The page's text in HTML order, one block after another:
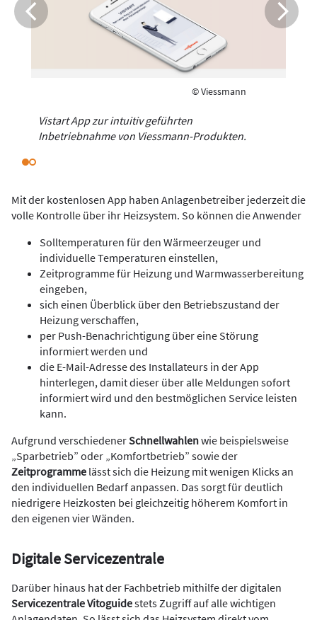
© Viessmann
Vistart App zur intuitiv geführten
Inbetriebnahme von Viessmann-Produkten.
Mit der kostenlosen App haben Anlagenbetreiber jederzeit die
volle Kontrolle über ihr Heizsystem. So können die Anwender
Solltemperaturen für den Wärmeerzeuger und
individuelle Temperaturen einstellen,
Zeitprogramme für Heizung und Warmwasserbereitung
eingeben,
sich einen Überblick über den Betriebszustand der
Heizung verschaffen,
per Push-Benachrichtigung über eine Störung
informiert werden und
die E-Mail-Adresse des Installateurs in der App
hinterlegen, damit dieser über alle Meldungen sofort
informiert wird und den bestmöglichen Service leisten
kann.
Aufgrund verschiedenerSchnellwahlenwie beispielsweise
„Sparbetrieb” oder „Komfortbetrieb” sowie der
Zeitprogramme lässt sich die Heizung mit wenigen Klicks an
den individuellen Bedarf anpassen. Das sorgt für ­deutlich
niedrigere Heizkosten bei gleichzeitig höherem Komfort in
den eigenen vier Wänden.
Digitale Servicezentrale
Darüber hinaus hat der Fachbetrieb mithilfe der digitalen
Servicezentrale Vitoguidestets Zugriff auf alle wichtigen